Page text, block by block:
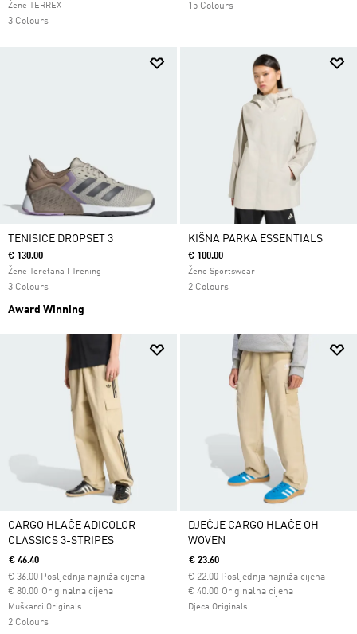
Žene TERREX
3 Colours
15 Colours
TENISICE DROPSET 3
€ 130.00
Žene Teretana I Trening
3 Colours
Award Winning
KIŠNA PARKA ESSENTIALS
€ 100.00
Žene Sportswear
2 Colours
CARGO HLAČE ADICOLOR
CLASSICS 3-STRIPES
€ 46.40
€ 36.00 Posljednja najniža cijena
Originalna cijena
Cijena umanjena od
€ 80.00za
Muškarci Originals
2 Colours
DJEČJE CARGO HLAČE OH
WOVEN
€ 23.60
€ 22.00 Posljednja najniža cijena
Originalna cijena
Cijena umanjena od
€ 40.00za
Djeca Originals